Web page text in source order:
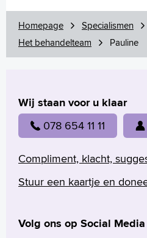
Download
Contact
Homepage Specialismen
Het behandelteam
Pauline
Wij staan voor u klaar
078 654 11 11
Compliment, klacht,
Stuur een kaartje en
Volg ons op Social Media